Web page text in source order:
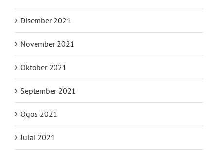
Disember 2021
November 2021
Oktober 2021
September 2021
Ogos 2021
Julai 2021